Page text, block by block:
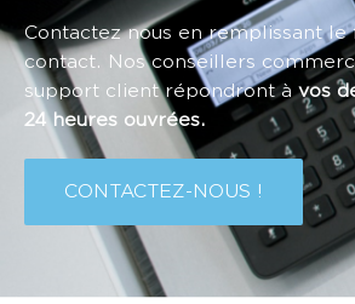
Contactez nous en remplissant le
contact. Nos conseillers
support client répondront àvos
24 heures ouvrées.
CONTACTEZ-NOUS !